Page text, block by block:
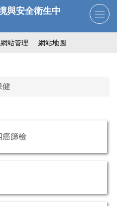
與安全衛生中
網站管理 網站地圖
健
癌篩檢